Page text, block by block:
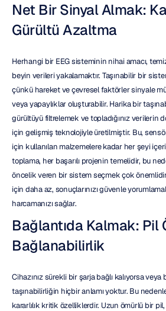
Net Bir Sinyal Almak:
Gürültü Azaltma
Herhangi bir EEG sisteminin nihai amacı,
beyin verileri yakalamaktır. Taşınabilir bir
çünkü hareket ve çevresel faktörler sinyale
veya yapaylıklar oluşturabilir. Harika bir
gürültüyü filtrelemek ve topladığınız verilerin
için gelişmiş teknolojiyle üretilmiştir. Bu,
için kullanılan malzemelere kadar her şeyi
toplama, her başarılı projenin temelidir, bu
öncelik veren bir sistem seçmek çok
için daha az, sonuçlarınızı güvenle
harcamanızı sağlar.
Bağlantıda Kalmak: Pil
Bağlanabilirlik
Cihazınız sürekli bir şarja bağlı kalıyorsa veya
taşınabilirliğin hiçbir anlamı yoktur. Bu
kararlılık kritik özelliklerdir. Uzun ömürlü bir